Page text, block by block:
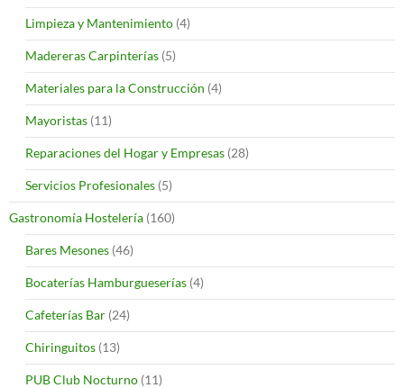
Limpieza y Mantenimiento (4)
Madereras Carpinterías (5)
Materiales para la Construcción (4)
Mayoristas (11)
Reparaciones del Hogar y Empresas (28)
Servicios Profesionales (5)
Gastronomía Hostelería (160)
Bares Mesones (46)
Bocaterías Hamburgueserías (4)
Cafeterías Bar (24)
Chiringuitos (13)
PUB Club Nocturno (11)